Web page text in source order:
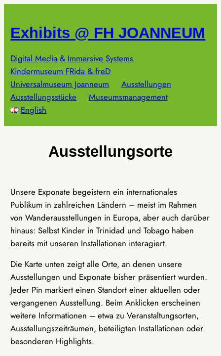
springen
Exhibits @ FH JOANNEUM
Digital Media & Immersive Systems
Kindermuseum FRida & freD
Universalmuseum Joanneum
Ausstellungen
Ausstellungsstücke
Museumsmanagement
English
Ausstellungsorte
Unsere Exponate begeistern ein internationales
Publikum in zahlreichen Ländern – meist im Rahmen
von Wanderausstellungen in Europa, aber auch darüber
hinaus: Selbst Kinder in Trinidad und Tobago haben
bereits mit unseren Installationen interagiert.
Die Karte unten zeigt alle Orte, an denen unsere
Ausstellungen und Exponate bisher präsentiert wurden.
Jeder Pin markiert einen Standort einer aktuellen oder
vergangenen Ausstellung. Beim Anklicken erscheinen
weitere Informationen – etwa zu Veranstaltungsorten,
Ausstellungszeiträumen, beteiligten Installationen oder
besonderen Highlights.